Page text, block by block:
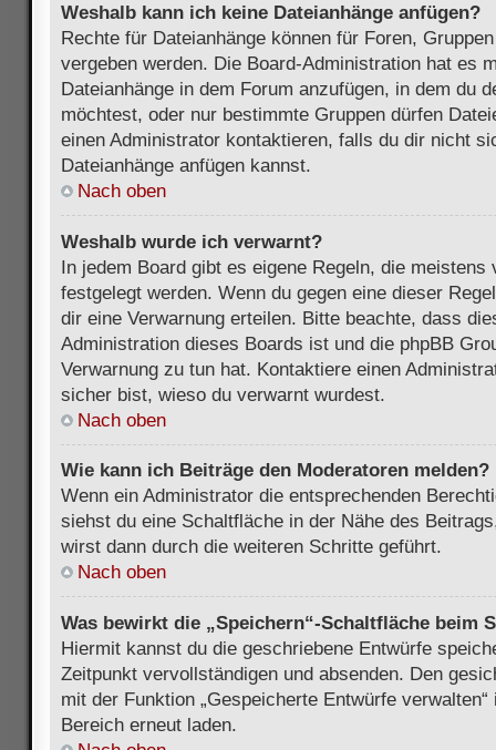
Weshalb kann ich keine Dateianhänge anfügen?
Rechte für Dateianhänge können für Foren,
vergeben werden. Die Board-Administration hat es
Dateianhänge in dem Forum anzufügen, in dem du
möchtest, oder nur bestimmte Gruppen dürfen
einen Administrator kontaktieren, falls du dir nicht
Dateianhänge anfügen kannst.
Nach oben
Weshalb wurde ich verwarnt?
In jedem Board gibt es eigene Regeln, die meistens
festgelegt werden. Wenn du gegen eine dieser
dir eine Verwarnung erteilen. Bitte beachte, dass
Administration dieses Boards ist und die phpBB
Verwarnung zu tun hat. Kontaktiere einen
sicher bist, wieso du verwarnt wurdest.
Nach oben
Wie kann ich Beiträge den Moderatoren melden?
Wenn ein Administrator die entsprechenden
siehst du eine Schaltfläche in der Nähe des
wirst dann durch die weiteren Schritte geführt.
Nach oben
Was bewirkt die „Speichern“-Schaltfläche beim
Hiermit kannst du die geschriebene Entwürfe
Zeitpunkt vervollständigen und absenden. Den
mit der Funktion „Gespeicherte Entwürfe
Bereich erneut laden.